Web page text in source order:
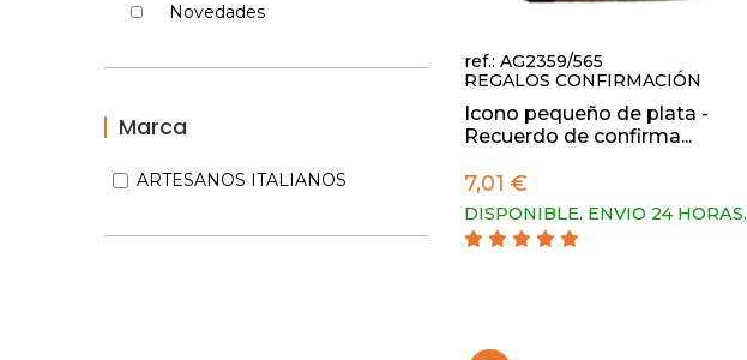
Novedades
Marca
ARTESANOS ITALIANOS
ref.: AG2359/565
REGALOS CONFIRMACIÓN
Icono pequeño de plata -
Recuerdo de confirma...
7,01 €
DISPONIBLE. ENVIO 24 HORAS.